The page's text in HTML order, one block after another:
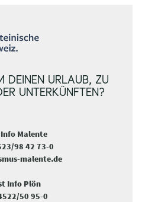
DEINEN URLAUB, ZU
UNTERKÜNFTEN?
Malente
98 42 73-0
malente.de
Info Plön
50 95-0